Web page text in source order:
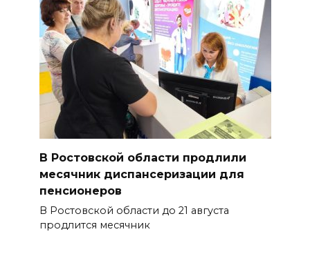
В Ростовской области продлили
месячник диспансеризации для
пенсионеров
В Ростовской области до 21 августа
продлится месячник